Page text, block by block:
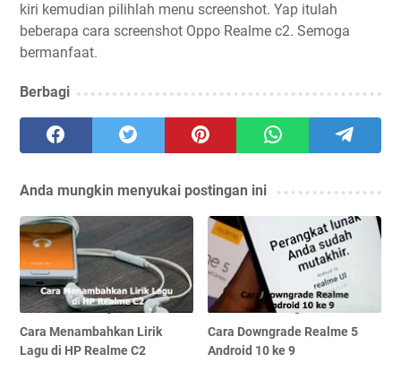
kiri kemudian pilihlah menu screenshot. Yap itulah
beberapa cara screenshot Oppo Realme c2. Semoga
bermanfaat.
Berbagi
Anda mungkin menyukai postingan ini
Cara Menambahkan Lirik
Lagu di HP Realme C2
Cara Downgrade Realme 5
Android 10 ke 9